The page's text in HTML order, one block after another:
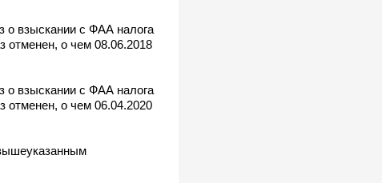
о взыскании с ФАА налога
отменен, о чем 08.06.2018
о взыскании с ФАА налога
отменен, о чем 06.04.2020